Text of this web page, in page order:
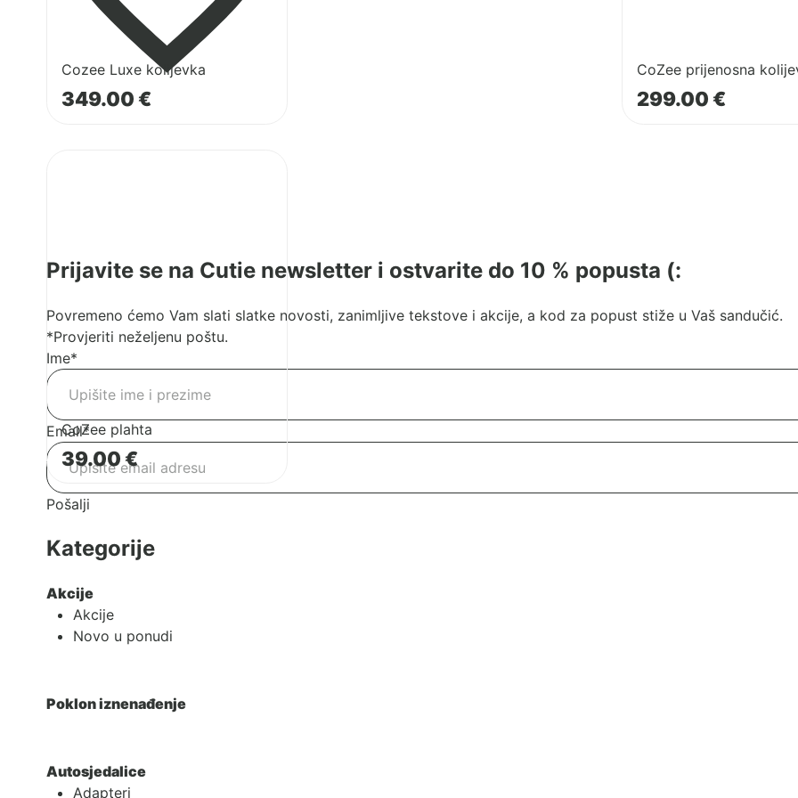
Cozee Luxe kolijevka
349.00€
CoZee prijenosna
299.00€
CoZee plahta
39.00€
Prijavite se na Cutie newsletter i ostvarite do 10 % popusta (:
Povremeno ćemo Vam slati slatke novosti, zanimljive tekstove i akcije, a kod za popust stiže u Vaš sandučić.
*Provjeriti neželjenu poštu.
Ime*
Email*
Pošalji
Kategorije
Akcije
Akcije
Novo u ponudi
Poklon iznenađenje
Autosjedalice
Adapteri